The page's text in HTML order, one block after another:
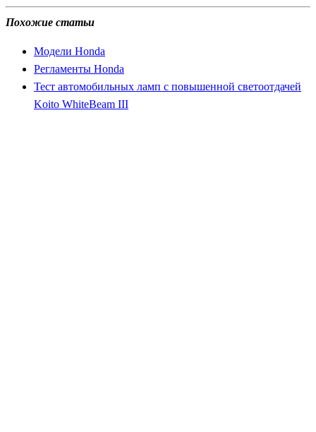
Похожие статьи
Модели Honda
Регламенты Honda
Тест автомобильных ламп с повышенной светоотдачей
Koito WhiteBeam III